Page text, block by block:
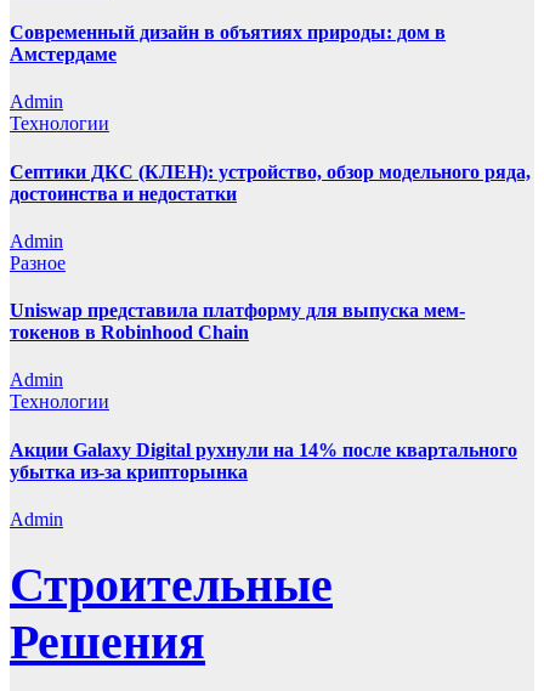
Современный дизайн в объятиях природы: дом в
Амстердаме
Admin
Технологии
Септики ДКС (КЛЕН): устройство, обзор модельного ряда,
достоинства и недостатки
Admin
Разное
Uniswap представила платформу для выпуска мем-
токенов в Robinhood Chain
Admin
Технологии
Акции Galaxy Digital рухнули на 14% после квартального
убытка из-за крипторынка
Admin
Строительные
Решения